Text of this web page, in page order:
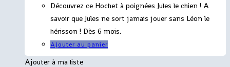
Découvrez ce Hochet à poignées Jules le chien ! A
savoir que Jules ne sort jamais jouer sans Léon le
hérisson ! Dès 6 mois.
Ajouter au panier
Ajouter à ma liste